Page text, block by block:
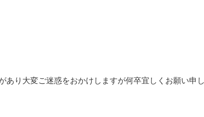
り大変ご迷惑をおかけしますが何卒宜しくお願い申し